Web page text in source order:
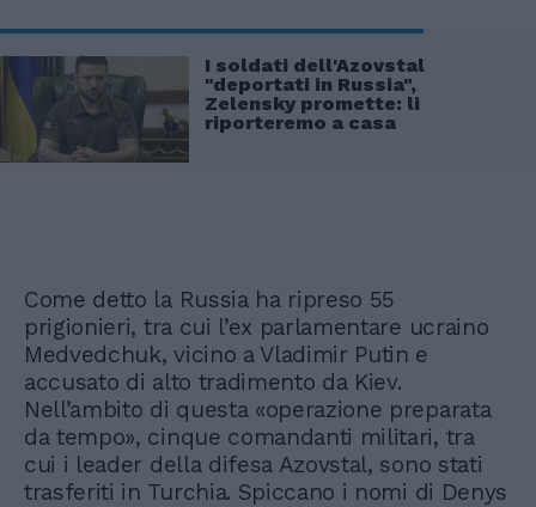
I soldati dell'Azovstal
"deportati in Russia",
Zelensky promette: li
riporteremo a casa
Come detto la Russia ha ripreso 55
prigionieri, tra cui l’ex parlamentare ucraino
Medvedchuk, vicino a Vladimir Putin e
accusato di alto tradimento da Kiev.
Nell’ambito di questa «operazione preparata
da tempo», cinque comandanti militari, tra
cui i leader della difesa Azovstal, sono stati
trasferiti in Turchia. Spiccano i nomi di Denys